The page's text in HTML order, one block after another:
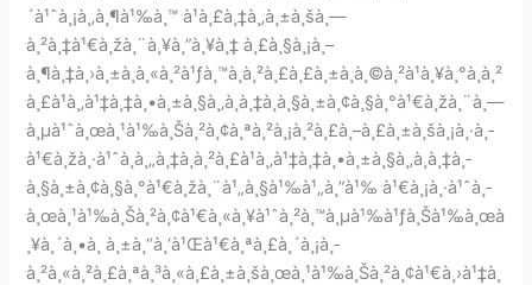
´à¹ˆà¸¡à¸‚à¸¶à¹‰à¸™ à¹à¸£à¸‡à¸‚à¸±à¸šà¸—
à¸²à¸‡à¹€à¸žà¸¨à¸¥à¸”à¸¥à¸‡ à¸£à¸§à¸¡à¸–
à¸¶à¸‡à¸›à¸±à¸à¸«à¸²à¹ƒà¸™à¸à¸²à¸£à¸£à¸±à¸à¸©à¸²à¹à¸¥à¸°à¸à¸²
à¸£à¹à¸‚à¹‡à¸‡à¸•à¸±à¸§à¸‚à¸­à¸‡à¸­à¸§à¸±à¸¢à¸§à¸°à¹€à¸žà¸¨à¸—
à¸µà¹ˆà¸œà¸¹à¹‰à¸Šà¸²à¸¢à¸ªà¸²à¸¡à¸²à¸£à¸–à¸£à¸±à¸šà¸¡à¸·à¸­
à¹€à¸žà¸·à¹ˆà¸­à¸„à¸‡à¸à¸²à¸£à¹à¸‚à¹‡à¸‡à¸•à¸±à¸§à¸‚à¸­à¸‡à¸­
à¸§à¸±à¸¢à¸§à¸°à¹€à¸žà¸¨à¹„à¸§à¹‰à¹„à¸”à¹‰ à¹€à¸¡à¸·à¹ˆà¸­
à¸œà¸¹à¹‰à¸Šà¸²à¸¢à¹€à¸«à¸¥à¹ˆà¸²à¸™à¸µà¹‰à¹ƒà¸Šà¹‰à¸œà
¸¥à¸´à¸•à¸ à¸±à¸“à¸‘à¹Œà¹€à¸ªà¸£à¸´à¸¡à¸­
à¸²à¸«à¸²à¸£à¸ªà¸³à¸«à¸£à¸±à¸šà¸œà¸¹à¹‰à¸Šà¸²à¸¢à¹€à¸›à¹‡à¸